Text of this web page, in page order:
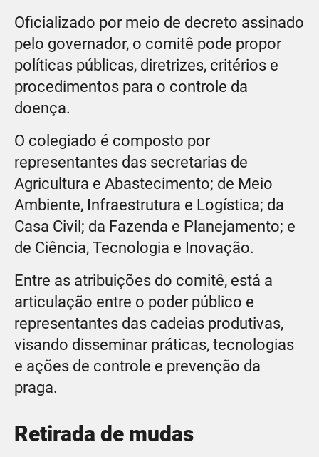
Oficializado por meio de decreto assinado
pelo governador, o comitê pode propor
políticas públicas, diretrizes, critérios e
procedimentos para o controle da
doença.
O colegiado é composto por
representantes das secretarias de
Agricultura e Abastecimento; de Meio
Ambiente, Infraestrutura e Logística; da
Casa Civil; da Fazenda e Planejamento; e
de Ciência, Tecnologia e Inovação.
Entre as atribuições do comitê, está a
articulação entre o poder público e
representantes das cadeias produtivas,
visando disseminar práticas, tecnologias
e ações de controle e prevenção da
praga.
Retirada de mudas